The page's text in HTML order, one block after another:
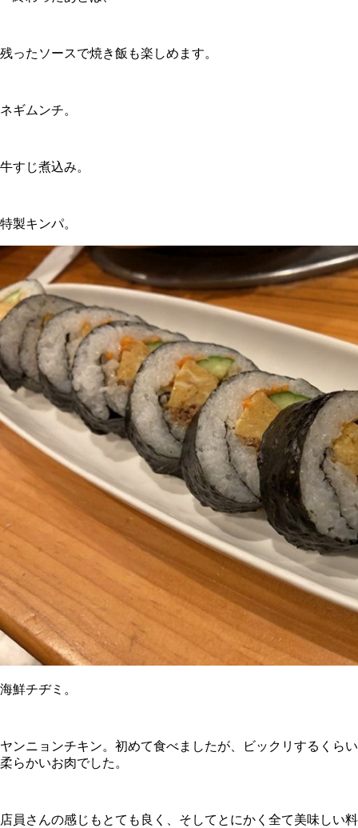
残ったソースで焼き飯も楽しめます。
ネギムンチ。
牛すじ煮込み。
特製キンパ。
海鮮チヂミ。
ヤンニョンチキン。初めて食べましたが、ビックリするくらい
柔らかいお肉でした。
店員さんの感じもとても良く、そしてとにかく全て美味しい料